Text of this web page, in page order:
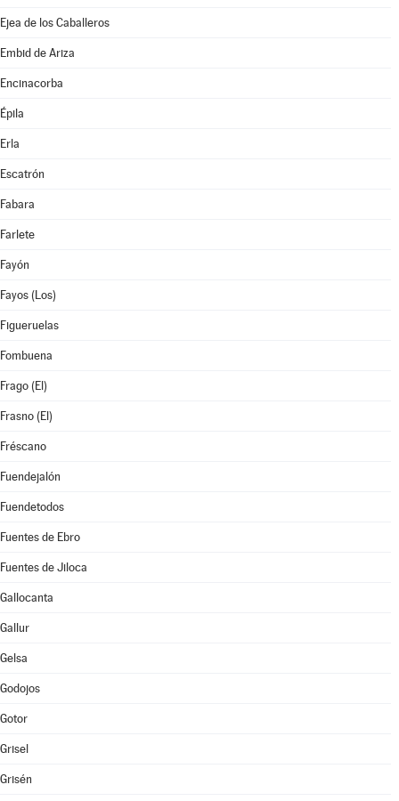
Ejea de los Caballeros
Embid de Ariza
Encinacorba
Épila
Erla
Escatrón
Fabara
Farlete
Fayón
Fayos (Los)
Figueruelas
Fombuena
Frago (El)
Frasno (El)
Fréscano
Fuendejalón
Fuendetodos
Fuentes de Ebro
Fuentes de Jiloca
Gallocanta
Gallur
Gelsa
Godojos
Gotor
Grisel
Grisén